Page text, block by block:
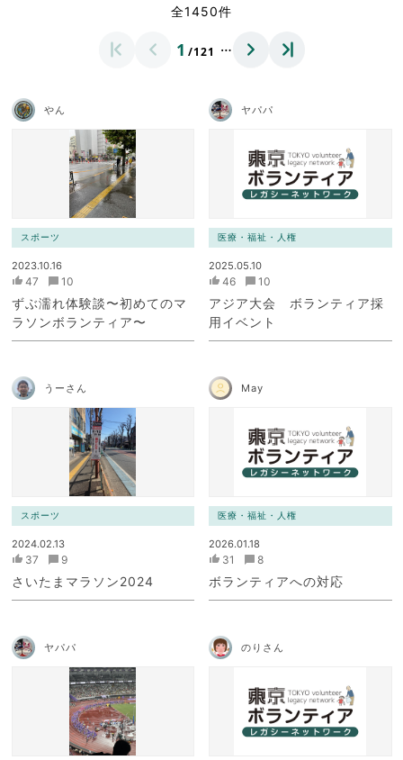
全1450件
1 /121 …
やん
スポーツ
2023.10.16
47 10
ずぶ濡れ体験談〜初めてのマ
ラソンボランティア〜
ヤパパ
医療・福祉・人権
2025.05.10
46 10
アジア大会 ボランティア採
用イベント
うーさん
スポーツ
2024.02.13
37 9
さいたまマラソン2024
May
医療・福祉・人権
2026.01.18
31 8
ボランティアへの対応
ヤパパ のりさん